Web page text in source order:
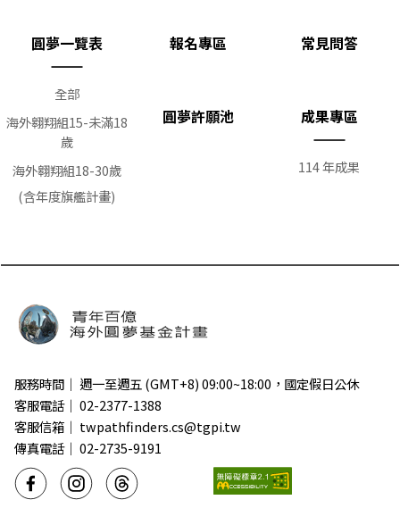
圓夢一覽表
全部
海外翱翔組15-未滿18
歲
海外翱翔組18-30歲
(含年度旗艦計畫)
報名專區 常見問答
圓夢許願池 成果專區
114 年成果
服務時間｜ 週一至週五 (GMT+8) 09:00~18:00，國定假日公休
客服電話｜ 02-2377-1388
客服信箱｜ twpathfinders.cs@tgpi.tw
傳真電話｜ 02-2735-9191
臉書 Instagram Threads